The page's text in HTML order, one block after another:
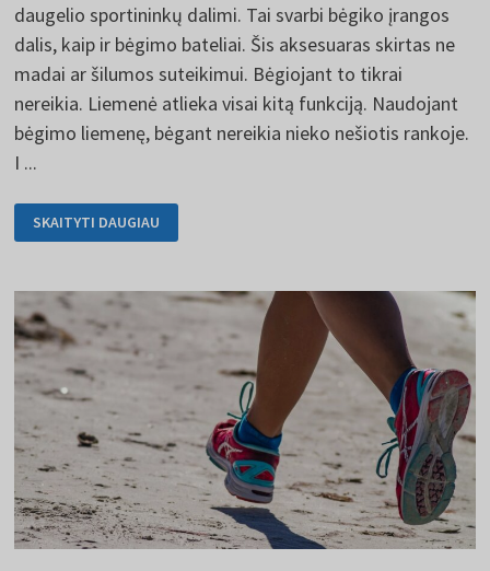
daugelio sportininkų dalimi. Tai svarbi bėgiko įrangos
dalis, kaip ir bėgimo bateliai. Šis aksesuaras skirtas ne
madai ar šilumos suteikimui. Bėgiojant to tikrai
nereikia. Liemenė atlieka visai kitą funkciją. Naudojant
bėgimo liemenę, bėgant nereikia nieko nešiotis rankoje.
I ...
LIEMENĖ
TURI
POREIKIUS
SKAITYTI DAUGIAU